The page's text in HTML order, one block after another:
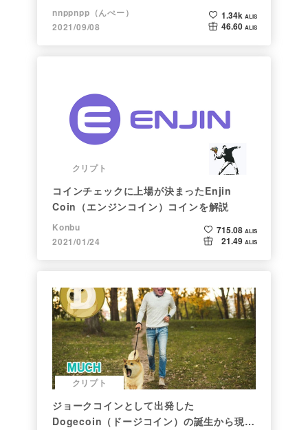
nnppnpp（んぺー）
2021/09/08
1.34k ALIS
46.60 ALIS
クリプト
コインチェックに上場が決まったEnjin
Coin（エンジンコイン）コインを解説
Konbu
2021/01/24
715.08 ALIS
21.49 ALIS
クリプト
ジョークコインとして出発した
Dogecoin（ドージコイン）の誕生から現在